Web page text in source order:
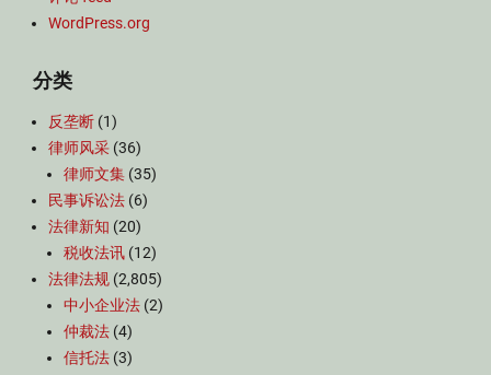
WordPress.org
分类
反垄断 (1)
律师风采 (36)
律师文集 (35)
民事诉讼法 (6)
法律新知 (20)
税收法讯 (12)
法律法规 (2,805)
中小企业法 (2)
仲裁法 (4)
信托法 (3)